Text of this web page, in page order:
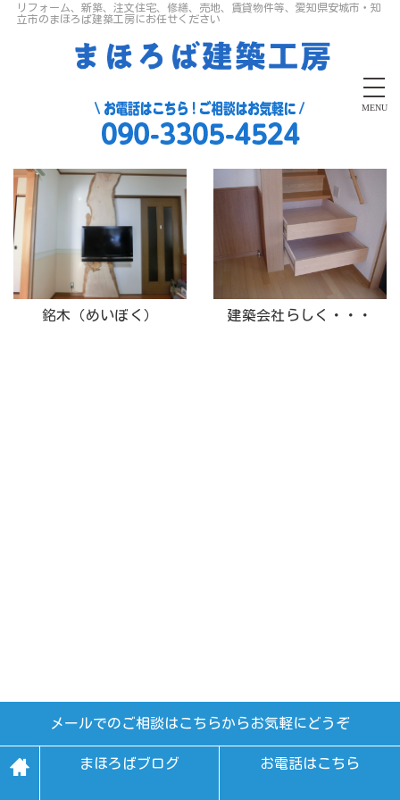
リフォーム、新築、注文住宅、修繕、売地、賃貸物件等、愛知県安城市・知
立市のまほろば建築工房にお任せください
MENU
銘木（めいぼく） 建築会社らしく・・・
メールでのご相談はこちらからお気軽にどうぞ
まほろばブログ お電話はこちら